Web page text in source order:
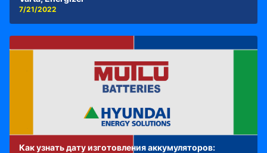
7/21/2022
Как узнать дату изготовления аккумуляторов: